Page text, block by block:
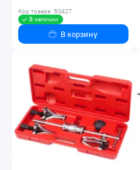
Код товара: 50427
В наличии
В корзину